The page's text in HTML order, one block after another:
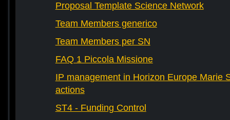
Proposal Template Science Network
Team Members generico
Team Members per SN
FAQ 1 Piccola Missione
IP management in Horizon Europe Marie
actions
ST4 - Funding Control